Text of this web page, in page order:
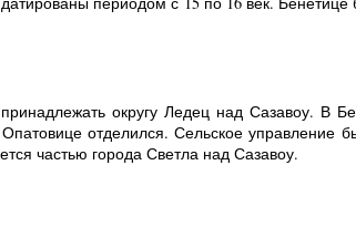
округу Ледец над Сазавоу. В
отделился. Сельское управление
частью города Светла над Сазавоу.